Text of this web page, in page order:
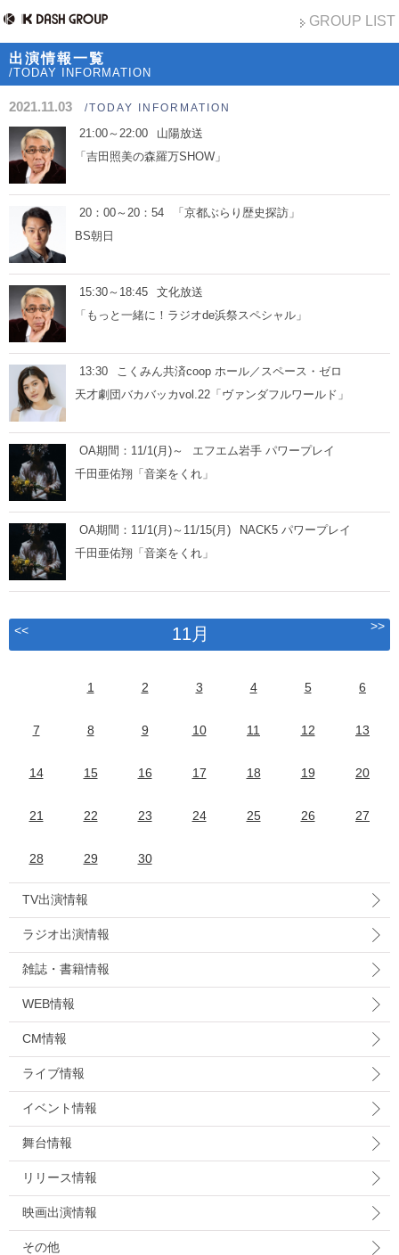
GROUP LIST
出演情報一覧
/TODAY INFORMATION
2021.11.03 /TODAY INFORMATION
21:00～22:00
山陽放送
「吉田照美の森羅万SHOW」
20：00～20：54
「京都ぶらり歴史探訪」
BS朝日
15:30～18:45
文化放送
「もっと一緒に！ラジオde浜祭スペシャル」
13:30
こくみん共済coop ホール／スペース・ゼロ
天才劇団バカバッカvol.22「ヴァンダフルワールド」
OA期間：11/1(月)～
エフエム岩手 パワープレイ
千田亜佑翔「音楽をくれ」
OA期間：11/1(月)～11/15(月)
NACK5 パワープレイ
千田亜佑翔「音楽をくれ」
<< 11月 >>
1 2 3 4 5 6
7 8 9 10 11 12 13
14 15 16 17 18 19 20
21 22 23 24 25 26 27
28 29 30
TV出演情報
ラジオ出演情報
雑誌・書籍情報
WEB情報
CM情報
ライブ情報
イベント情報
舞台情報
リリース情報
映画出演情報
その他